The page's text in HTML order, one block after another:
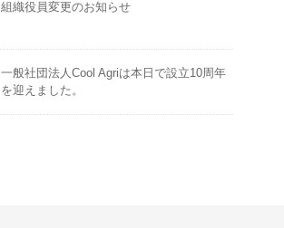
組織役員変更のお知らせ
一般社団法人Cool Agriは本日で設立10周年
を迎えました。